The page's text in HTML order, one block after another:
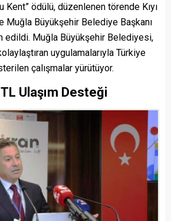
Kent” ödülü, düzenlenen törende Kıyı
Muğla Büyükşehir Belediye Başkanı
edildi. Muğla Büyükşehir Belediyesi,
uygulamalarıyla Türkiye
çalışmalar yürütüyor.
Ulaşım Desteği